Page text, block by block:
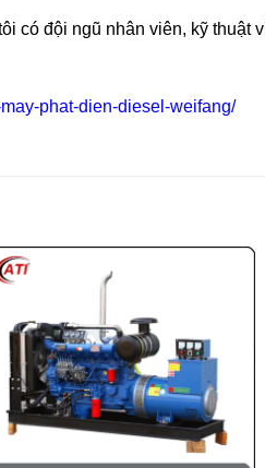
có đội ngũ nhân viên, kỹ thuật
phat-dien-diesel-weifang/